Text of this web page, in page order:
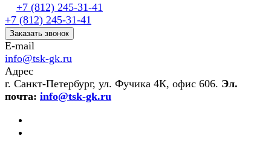
+7 (812) 245-31-41
+7 (812) 245-31-41
Заказать звонок
E-mail
info@tsk-gk.ru
Адрес
г. Санкт-Петербург, ул. Фучика 4К, офис 606. Эл.
почта: info@tsk-gk.ru